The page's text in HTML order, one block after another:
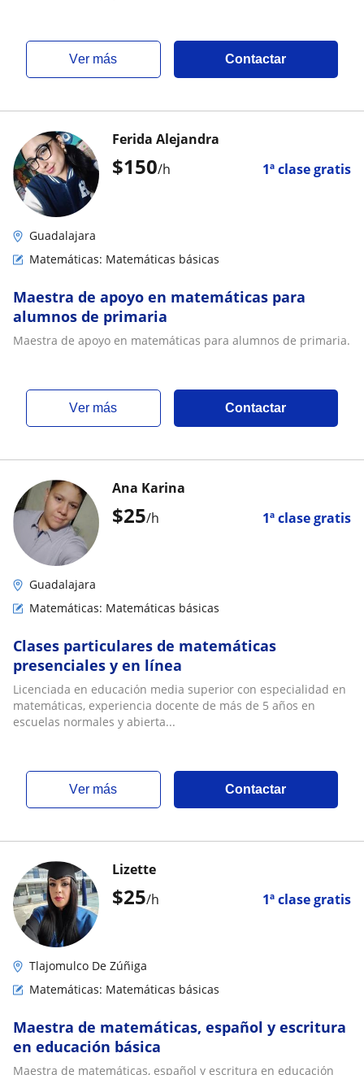
ver más Contactar
$150/h 1ª clase gratis
Ferida Alejandra
Guadalajara
Matemáticas: Matemáticas básicas
Maestra de apoyo en matemáticas para
alumnos de primaria
Maestra de apoyo en matemáticas para alumnos de primaria.
ver más Contactar
$25/h 1ª clase gratis
Ana Karina
Guadalajara
Matemáticas: Matemáticas básicas
Clases particulares de matemáticas
presenciales y en línea
Licenciada en educación media superior con especialidad en
matemáticas, experiencia docente de más de 5 años en
escuelas normales y abierta...
ver más Contactar
$25/h 1ª clase gratis
Lizette
Tlajomulco De Zúñiga
Matemáticas: Matemáticas básicas
Maestra de matemáticas, español y escritura
en educación básica
Maestra de matemáticas, español y escritura en educación